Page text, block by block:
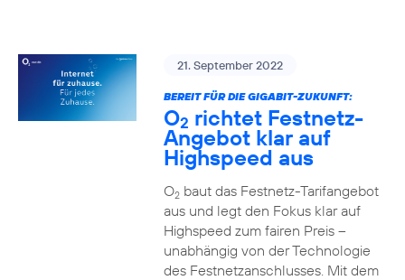
21. September 2022
BEREIT FÜR DIE GIGABIT-ZUKUNFT:
O2 richtet Festnetz-
Angebot klar auf
Highspeed aus
O2baut das Festnetz-Tarifangebot
aus und legt den Fokus klar auf
Highspeed zum fairen Preis –
unabhängig von der Technologie
des Festnetzanschlusses. Mit dem